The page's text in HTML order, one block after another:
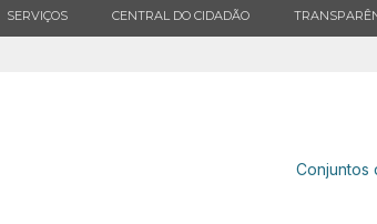
ESTADO
SERVIÇOS ESTADO
CENTRAL DO CIDADÃO ESTADO
Conjuntos